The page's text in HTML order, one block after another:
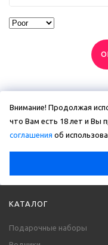
Внимание! Продолжая
что Вам есть 18 лет и Вы
соглашения об
КАТАЛОГ
Подарочные наборы